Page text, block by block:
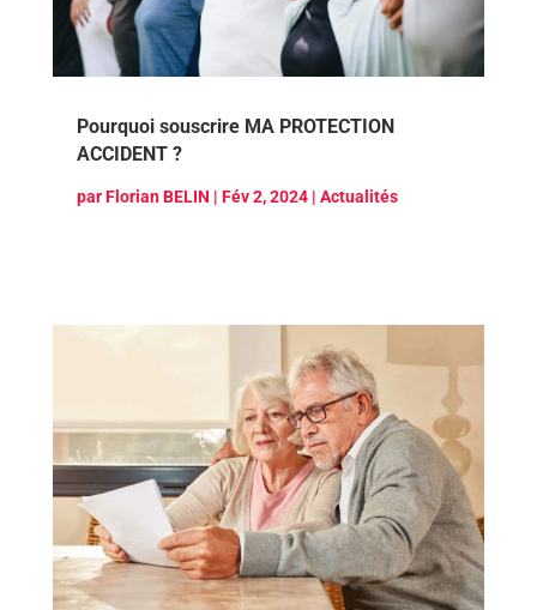
Pourquoi souscrire MA PROTECTION
ACCIDENT ?
parFlorian BELIN | Fév 2, 2024| Actualités